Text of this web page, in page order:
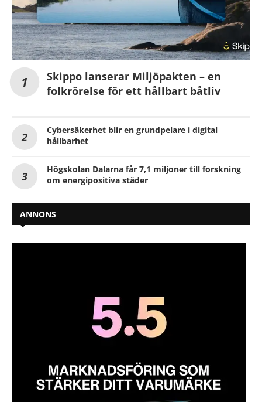
Skippo lanserar Miljöpakten – en
folkrörelse för ett hållbart båtliv
Cybersäkerhet blir en grundpelare i digital
hållbarhet
Högskolan Dalarna får 7,1 miljoner till forskning
om energipositiva städer
ANNONS